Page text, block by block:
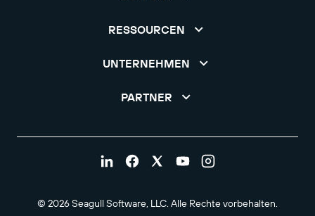
RESSOURCEN
UNTERNEHMEN
PARTNER
© 2026 Seagull Software, LLC. Alle Rechte vorbehalten.